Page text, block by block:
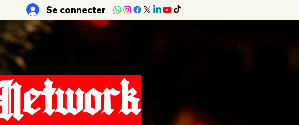
Se connecter